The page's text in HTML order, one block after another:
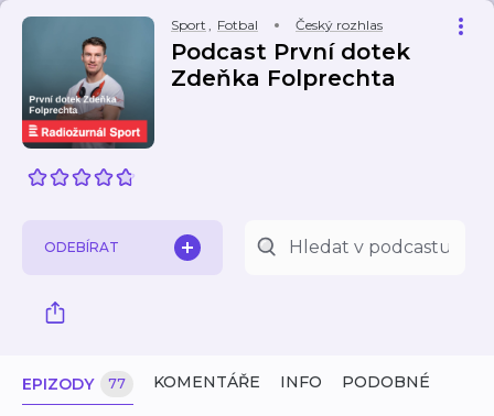
Sport , Fotbal Český rozhlas
Podcast První dotek
Zdeňka Folprechta
ODEBÍRAT
EPIZODY 77 KOMENTÁŘE INFO PODOBNÉ